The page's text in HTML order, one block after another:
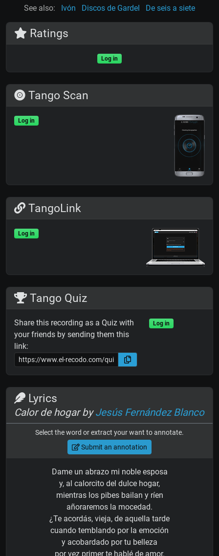
See also: Ivón Discos de Gardel De seis a siete
Ratings
Log in
Tango Scan
Log in
TangoLink
Log in
Tango Quiz
Share this recording as a Quiz with
your friends by sending them this
link:
Log in
Lyrics
Calor de hogar byJesús Fernández Blanco
Select the word or extract your want to annotate.
Submit an annotation
Dame un abrazo mi noble esposa
y, al calorcito del dulce hogar,
mientras los pibes bailan y ríen
añoraremos la mocedad.
¿Te acordás, vieja, de aquella tarde
cuando temblando por la emoción
y acobardado por tu belleza
por vez primer te hablé de amor.